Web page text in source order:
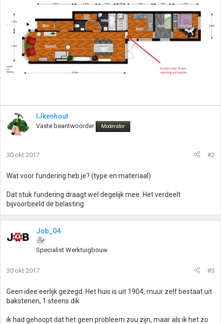
IJkenhout
Vaste beantwoorder Moderator
30 okt 2017 #2
Wat voor fundering heb je? (type en materiaal)
Dat stuk fundering draagt wel degelijk mee. Het verdeelt
bijvoorbeeld de belasting.
Job_04
Specialist Werktuigbouw
30 okt 2017 #3
Geen idee eerlijk gezegd. Het huis is uit 1904, muur zelf bestaat uit
bakstenen, 1 steens dik
ik had gehoopt dat het geen probleem zou zijn, maar als ik het zo